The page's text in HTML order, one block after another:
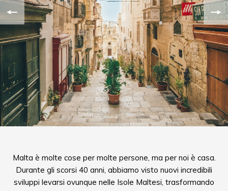
Malta è molte cose per molte persone, ma per noi è casa.
Durante gli scorsi 40 anni, abbiamo visto nuovi incredibili
sviluppi levarsi ovunque nelle Isole Maltesi, trasformando